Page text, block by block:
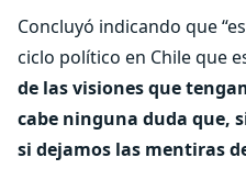
Concluyó indicando que
ciclo político en Chile que
de las visiones que
cabe ninguna duda que,
si dejamos las mentiras